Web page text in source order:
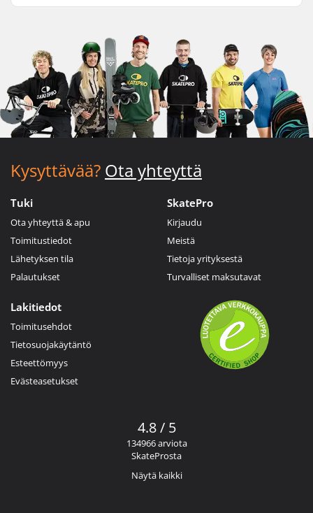
Kysyttävää? Ota yhteyttä
Tuki
Ota yhteyttä & apu
Toimitustiedot
Lähetyksen tila
Palautukset
SkatePro
Kirjaudu
Meistä
Tietoja yrityksestä
Turvalliset maksutavat
Lakitiedot
Toimitusehdot
Tietosuojakäytäntö
Esteettömyys
Evästeasetukset
4.8 / 5
134966 arviota
SkateProsta
Näytä kaikki